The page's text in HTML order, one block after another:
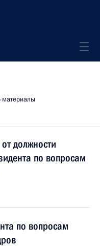
должности
по вопросам
по вопросам